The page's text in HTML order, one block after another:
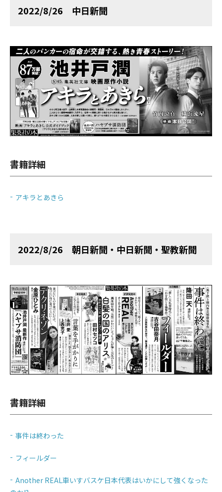
2022/8/26 中日新聞
書籍詳細
アキラとあきら
2022/8/26 朝日新聞・中日新聞・聖教新聞
書籍詳細
事件は終わった
フィールダー
Another REAL車いすバスケ日本代表はいかにして強くなった